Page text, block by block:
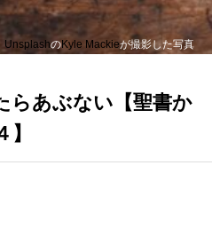
UnsplashのKyle Mackieが撮影した写真
らあぶない【聖書か